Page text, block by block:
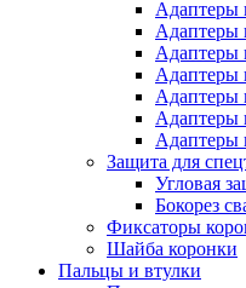
Адаптеры
Адаптеры
Адаптеры
Адаптеры
Адаптеры
Адаптеры
Адаптеры
Защита для
Угловая
Бокорез
Фиксаторы
Шайба коронки
Пальцы и втулки